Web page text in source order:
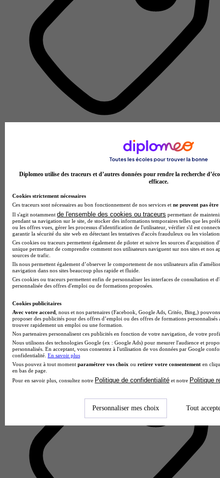
Rocket School - Toulouse
Aucun avis
Toulouse
Diplomeo utilise des traceurs et d’autres données pour rendre la recherche
efficace.
Cookies strictement nécessaires
Ces traceurs sont nécessaires au bon fonctionnement de nos services et ne peuvent pas être
Il s'agit notamment de l'ensemble des cookies ou traceurs permettant de
pendant sa navigation sur le site, de stocker des informations temporaires telles que les
ou les offres vues, gérer les processus d'identification de l'utilisateur, vérifier s'il est
garantir la sécurité du site web en détectant les tentatives d'accès frauduleux ou les
Ces cookies ou traceurs permettent également de piloter et suivre les sources d'acquisition
unique permettant de comprendre comment nos utilisateurs naviguent sur nos sites et nos
sources de trafic.
Ils nous permettent également d’observer le comportement de nos utilisateurs afin
navigation dans nos sites beaucoup plus rapide et fluide.
Ces cookies ou traceurs permettent enfin de personnaliser les interfaces de consultation et
personnalisée des offres d'emploi ou de formations proposées.
Cookies publicitaires
Avec votre accord , nous et nos partenaires (Facebook, Google Ads, Critéo, Bing,)
proposer des publicités pour des offres d’emploi ou des offres de formations
trouver rapidement un emploi ou une formation.
Nos partenaires personnalisent ces publicités en fonction de votre navigation, de votre
Nous utilisons des technologies Google (ex : Google Ads) pour mesurer l'audience et
personnalisés. En acceptant, vous consentez à l'utilisation de vos données par Google
confidentialité. En savoir plus
Vous pouvez à tout moment paramétrer vos choix ou retirer votre consentement en
en bas de page.
Pour en savoir plus, consultez notre Politique de confidentialité et notre Politique
Personnaliser mes choix Tout